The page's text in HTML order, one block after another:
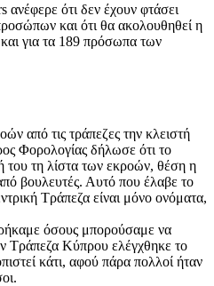
ανέφερε ότι δεν έχουν φτάσει
και ότι θα ακολουθηθεί η
για τα 189 πρόσωπα των
από τις τράπεζες την κλειστή
Φορολογίας δήλωσε ότι το
του τη λίστα των εκροών, θέση η
βουλευτές. Αυτό που έλαβε το
Τράπεζα είναι μόνο ονόματα,
όσους μπορούσαμε να
Τράπεζα Κύπρου ελέγχθηκε το
κάτι, αφού πάρα πολλοί ήταν